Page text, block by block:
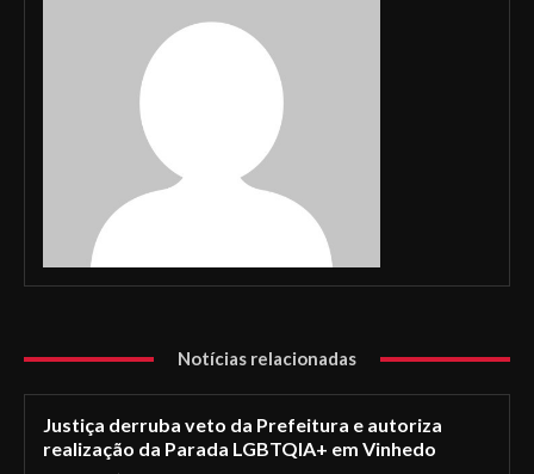
Notícias relacionadas
Justiça derruba veto da Prefeitura e autoriza
realização da Parada LGBTQIA+ em Vinhedo